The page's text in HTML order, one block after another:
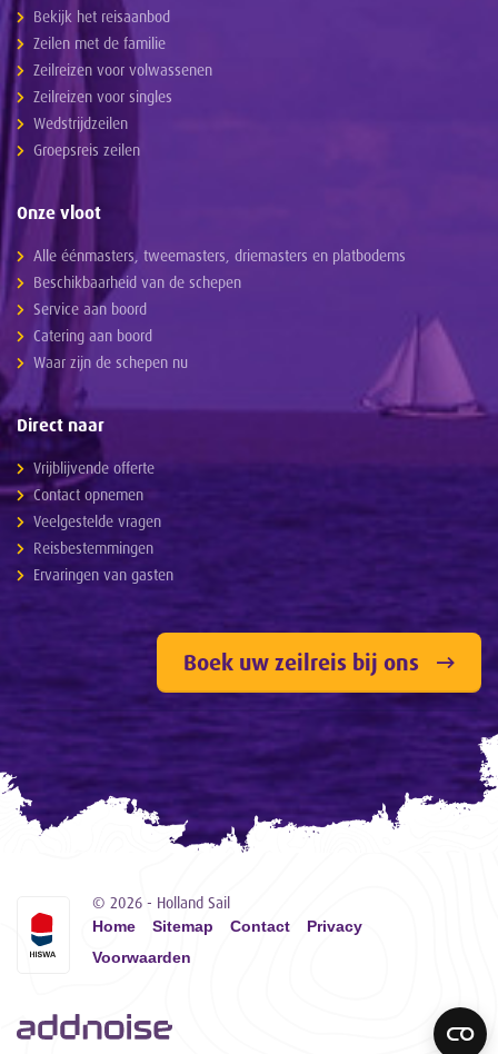
Bekijk het reisaanbod
Zeilen met de familie
Zeilreizen voor volwassenen
Zeilreizen voor singles
Wedstrijdzeilen
Groepsreis zeilen
Onze vloot
Alle éénmasters, tweemasters, driemasters en platbodems
Beschikbaarheid van de schepen
Service aan boord
Catering aan boord
Waar zijn de schepen nu
Direct naar
Vrijblijvende offerte
Contact opnemen
Veelgestelde vragen
Reisbestemmingen
Ervaringen van gasten
Boek uw zeilreis bij ons
© 2026 - Holland Sail
Home Sitemap Contact
Privacy
Voorwaarden